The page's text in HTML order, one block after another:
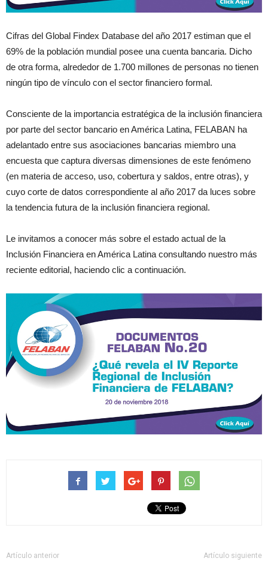
Cifras del Global Findex Database del año 2017 estiman que el
69% de la población mundial posee una cuenta bancaria. Dicho
de otra forma, alrededor de 1.700 millones de personas no tienen
ningún tipo de vínculo con el sector financiero formal.
Consciente de la importancia estratégica de la inclusión financiera
por parte del sector bancario en América Latina, FELABAN ha
adelantado entre sus asociaciones bancarias miembro una
encuesta que captura diversas dimensiones de este fenómeno
(en materia de acceso, uso, cobertura y saldos, entre otras), y
cuyo corte de datos correspondiente al año 2017 da luces sobre
la tendencia futura de la inclusión financiera regional.
Le invitamos a conocer más sobre el estado actual de la
Inclusión Financiera en América Latina consultando nuestro más
reciente editorial, haciendo clic a continuación.
Artículo anterior Artículo siguiente